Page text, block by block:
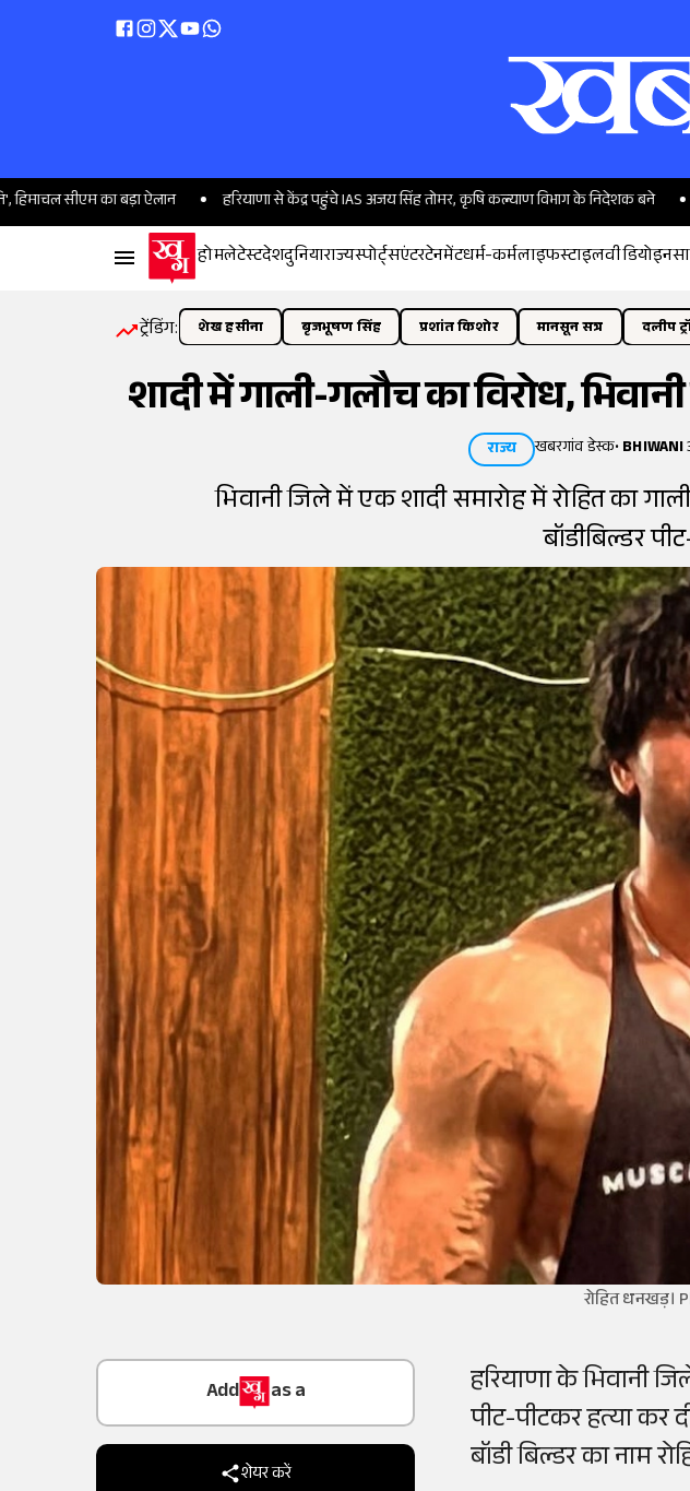
सीएम का बड़ा ऐलान हरियाणा से केंद्र पहुंचे IAS अजय सिंह तोमर, कृषि कल्याण विभाग के निदेशक बने पिंजौर-
होमलेटेस्टदेशदुनियाराज्यस्पोर्ट्सएंटरटेनमेंटधर्म-कर्मलाइफस्टाइलवीडियो
ट्रेंडिंग: शेख हसीना बृजभूषण सिंह प्रशांत किशोर मानसून सत्र दलीप
शादी में गाली-गलौच का विरोध,
राज्य खबरगांव डेस्क•BHIWANI
भिवानी जिले में एक शादी समारोह में रोहित का
बॉडीबिल्डर
रोहित धनखड़।
Trusted Source on
शेयर करें
हरियाणाकेभिवानी
पीट-पीटकरहत्याकर
बॉडीबिल्डरकानाम